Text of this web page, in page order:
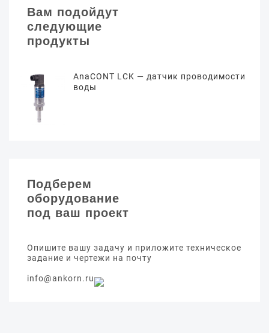
Вам подойдут
следующие
продукты
AnaCONT LCK — датчик проводимости
воды
Подберем
оборудование
под ваш проект
Опишите вашу задачу и приложите техническое
задание и чертежи на почту
info@ankorn.ru